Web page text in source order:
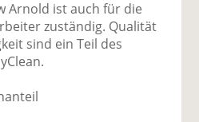
Arnold ist auch für die
zuständig. Qualität
sind ein Teil des